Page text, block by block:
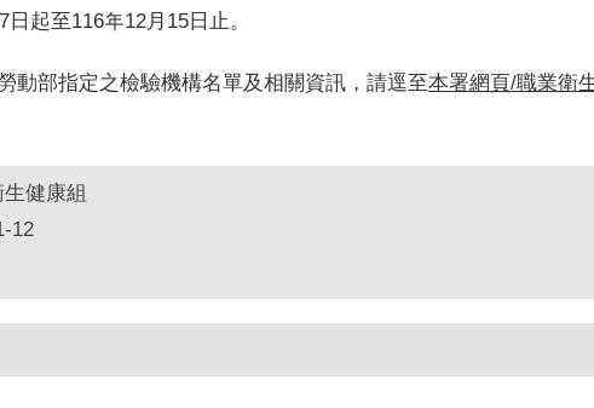
起至116年12月15日止。
動部指定之檢驗機構名單及相關資訊，請逕至本署網頁/職業衛
健康組
12